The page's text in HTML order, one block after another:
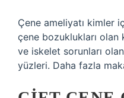
Çene ameliyatı kimler
çene bozuklukları olan
ve iskelet sorunları
yüzleri. Daha fazla